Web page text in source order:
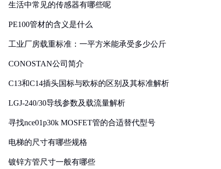
生活中常见的传感器有哪些呢
PE100管材的含义是什么
工业厂房载重标准：一平方米能承受多少公斤
CONOSTAN公司简介
C13和C14插头国标与欧标的区别及其标准解析
LGJ-240/30导线参数及载流量解析
寻找nce01p30k MOSFET管的合适替代型号
电梯的尺寸有哪些规格
镀锌方管尺寸一般有哪些